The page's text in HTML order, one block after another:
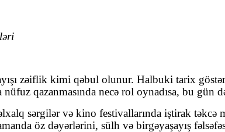
zəiflik kimi qəbul olunur. Halbuki tarix
qazanmasında necə rol oynadısa, bu
sərgilər və kino festivallarında iştirak
öz dəyərlərini, sülh və birgəyaşayış